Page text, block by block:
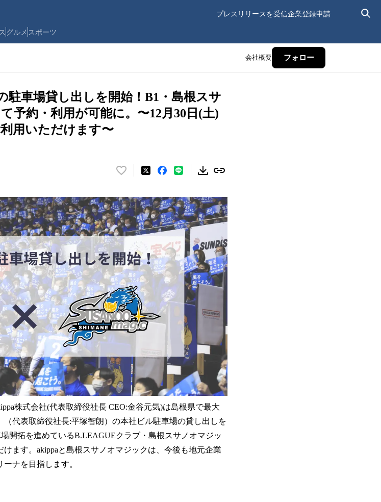
プレスリリースを受信企業登録申請
グルメ スポーツ
会社概要 フォロー
駐車場貸し出しを開始！B1・島根スサ
予約・利用が可能に。〜12月30日(土)
用いただけます〜
い
ね
！
数
を
読
み
込
み
中
で
す
株式会社(代表取締役社長 CEO:金谷元気)は島根県で最大
代表取締役社長:平塚智朗）の本社ビル駐車場の貸し出しを
開拓を進めているB.LEAGUEクラブ・島根スサノオマジッ
ます。akippaと島根スサノオマジックは、今後も地元企業
ナを目指します。